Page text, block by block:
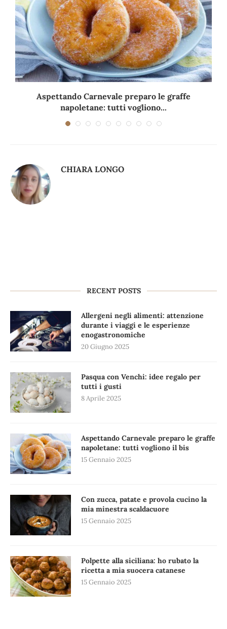
Aspettando Carnevale preparo le graffe
napoletane: tutti vogliono...
CHIARA LONGO
RECENT POSTS
Allergeni negli alimenti: attenzione
durante i viaggi e le esperienze
enogastronomiche
20 Giugno 2025
Pasqua con Venchi: idee regalo per
tutti i gusti
8 Aprile 2025
Aspettando Carnevale preparo le graffe
napoletane: tutti vogliono il bis
15 Gennaio 2025
Con zucca, patate e provola cucino la
mia minestra scaldacuore
15 Gennaio 2025
Polpette alla siciliana: ho rubato la
ricetta a mia suocera catanese
15 Gennaio 2025